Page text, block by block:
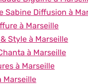
Sabine Diffusion à
à Marseille
Style à Marseille
à Marseille
à Marseille
Marseille